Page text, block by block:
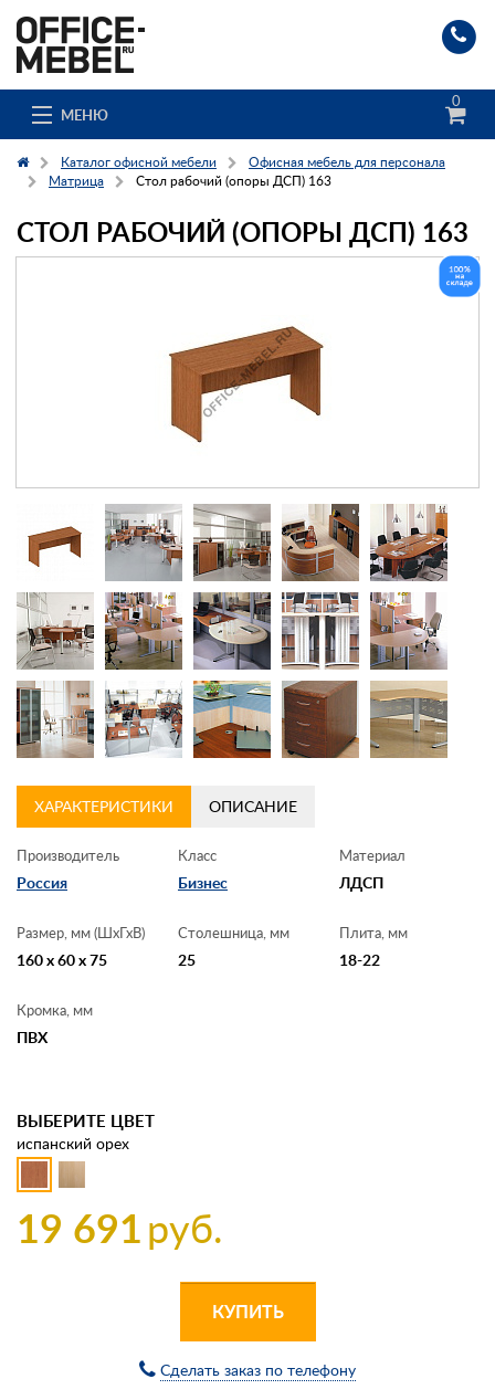
МЕНЮ
0
Каталог
Заказать обратный звонок
Каталог офисной мебели
Офисная мебель для персонала
Матрица
Стол рабочий (опоры ДСП) 163
СТОЛ РАБОЧИЙ (ОПОРЫ ДСП) 163
ХАРАКТЕРИСТИКИ ОПИСАНИЕ
Производитель
Россия
Класс
Бизнес
Материал
ЛДСП
Размер, мм (ШхГхВ)
160 x 60 x 75
Столешница, мм
25
Плита, мм
18-22
Кромка, мм
ПВХ
ВЫБЕРИТЕ ЦВЕТ
испанский орех
19 691руб.
КУПИТЬ
Сделать заказ по телефону